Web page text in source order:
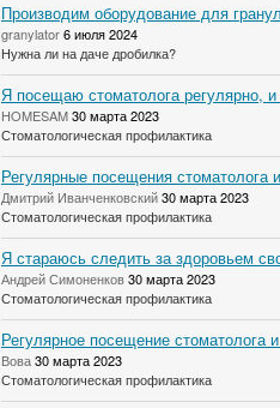
Производим оборудование для
granylator6 июля 2024
Нужна ли на даче дробилка?
Я посещаю стоматолога регулярно,
HOMESAM30 марта 2023
Стоматологическая профилактика
Регулярные посещения стоматолога
Дмитрий Иванченковский30 марта 2023
Стоматологическая профилактика
Я стараюсь следить за здоровьем
Андрей Симоненков30 марта 2023
Стоматологическая профилактика
Регулярное посещение стоматолога
Вова30 марта 2023
Стоматологическая профилактика